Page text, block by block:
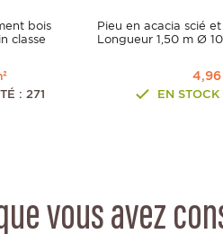
bois
classe
: 271
Pieu en acacia scié
Longueur 1,50 m Ø
4,96
EN STOCK
vous avez